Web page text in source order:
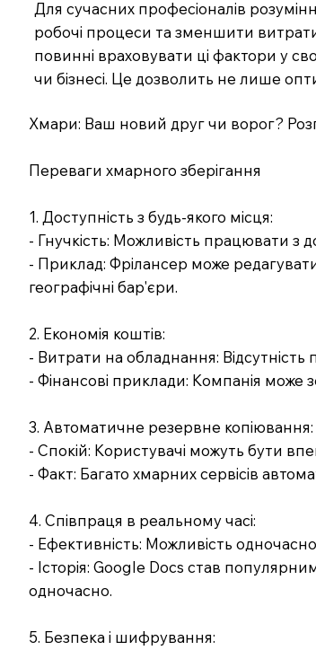
Для сучасних професіоналів
робочі процеси та зменшити
повинні враховувати ці фактори у
чи бізнесі. Це дозволить не лише
Хмари: Ваш новий друг чи ворог?
Переваги хмарного зберігання
1. Доступність з будь-якого місця:
- Гнучкість: Можливість працювати з
- Приклад: Фрілансер може
географічні бар'єри.
2. Економія коштів:
- Витрати на обладнання:
- Фінансові приклади: Компанія може
3. Автоматичне резервне копіювання:
- Спокій: Користувачі можуть бути
- Факт: Багато хмарних сервісів
4. Співпраця в реальному часі:
- Ефективність: Можливість
- Історія: Google Docs став
одночасно.
5. Безпека і шифрування: